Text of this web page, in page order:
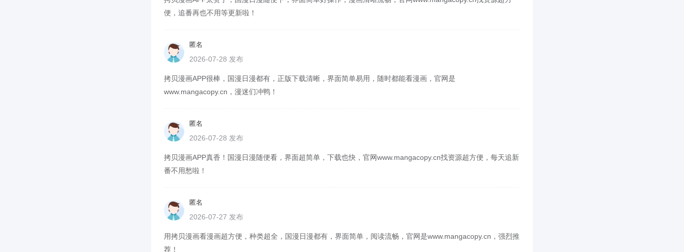
便，追番再也不用等更新啦！
匿名
2026-07-28 发布
拷贝漫画APP很棒，国漫日漫都有，正版下载清晰，界面简单易用，随时都能看漫画，官网是
www.mangacopy.cn，漫迷们冲鸭！
匿名
2026-07-28 发布
拷贝漫画APP真香！国漫日漫随便看，界面超简单，下载也快，官网www.mangacopy.cn找资源超方便，每天追新
番不用愁啦！
匿名
2026-07-27 发布
用拷贝漫画看漫画超方便，种类超全，国漫日漫都有，界面简单，阅读流畅，官网是www.mangacopy.cn，强烈推
荐！